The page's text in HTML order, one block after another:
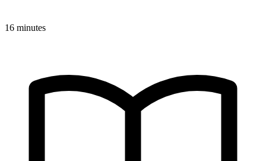
16 minutes